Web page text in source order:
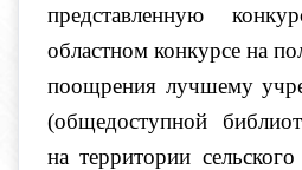
представленную
областном конкурсе на
поощрения лучшему
(общедоступной
на территории